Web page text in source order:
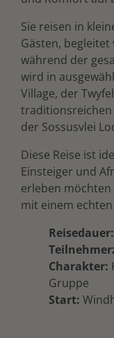
Sie reisen in
Gästen,
während der
wird in
Village, der
traditionsreichen
der Sossusvlei
Diese Reise ist
Einsteiger und
erleben
mit einem
Reisedauer:
Charakter:
Gruppe
Start: